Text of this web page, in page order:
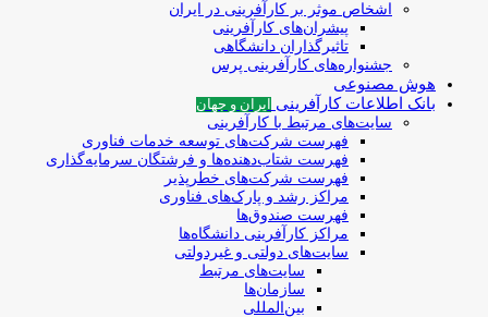
اشخاص موثر بر کارآفرینی در ایران
پیشران‌های کارآفرینی
تاثیرگذاران دانشگاهی
جشنواره‌های کارآفرینی‌ پرس
هوش مصنوعی
بانک اطلاعات کارآفرینی
ایران و جهان
سایت‌های مرتبط با کارآفرینی
فهرست شرکت‌های‌‌ توسعه‌ خدمات فناوری
فهرست شتاب‌دهنده‌ها‌ و فرشتگان‌ سرمایه‌گذاری
فهرست شرکت‌های خطرپذیر
مراکز رشد و پارک‌های فناوری
فهرست صندوق‌ها
مراکز کارآفرینی دانشگاه‌ها
سایت‌های دولتی و غیردولتی
سایت‌های مرتبط
سازمان‌ها
بین‌المللی